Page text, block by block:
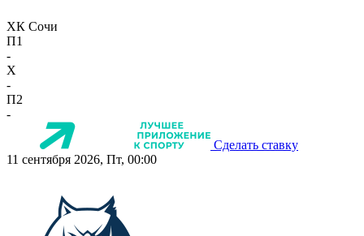
ХК Сочи
П1
-
X
-
П2
-
Сделать ставку
11 сентября 2026, Пт, 00:00